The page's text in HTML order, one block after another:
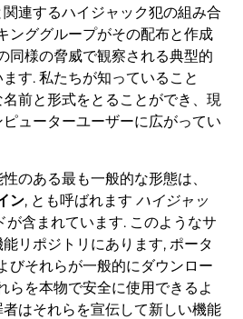
連するハイジャック犯の組み合
ンググループがその配布と作成
同様の脅威で観察される典型的
す. 私たちが知っていること
前と形式をとることができ、現
ューターユーザーに広がってい
のある最も一般的な形態は、
ン, とも呼ばれます ハイジャッ
含まれています. このようなサ
リポジトリにあります, ポータ
びそれらが一般的にダウンロー
らを本物で安全に使用できるよ
はそれらを宣伝して新しい機能